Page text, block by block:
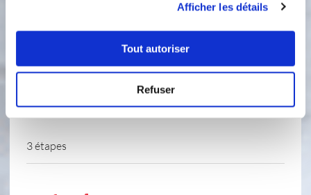
Afficher les détails
Tout autoriser
Refuser
3 étapes